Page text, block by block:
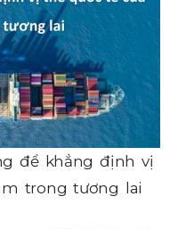
để khẳng định vị
trong tương lai